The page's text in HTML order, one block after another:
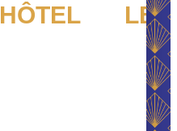
HÔTEL LE